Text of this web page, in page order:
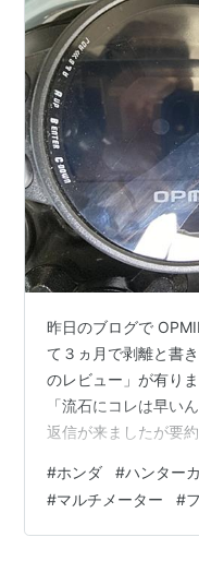
昨日のブログで
て３ヵ月で剥離と書
のレビュー」が有り
「流石にコレは早い
返信が来ましたが要
てません」「対候性
少し材料探します」
クのメーターで対候
#ホンダ #ハンター
#マルチメーター #